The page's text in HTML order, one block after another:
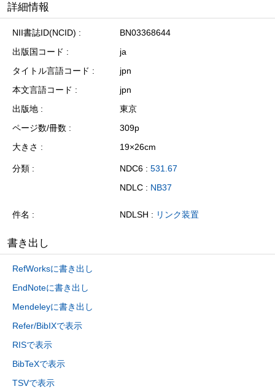
詳細情報
NII書誌ID(NCID)
BN03368644
出版国コード
ja
タイトル言語コード
jpn
本文言語コード
jpn
出版地
東京
ページ数/冊数
309p
大きさ
19×26cm
分類 NDC6 : 531.67
NDLC : NB37
件名 NDLSH : リンク装置
書き出し
RefWorksに書き出し
EndNoteに書き出し
Mendeleyに書き出し
Refer/BibIXで表示
RISで表示
BibTeXで表示
TSVで表示